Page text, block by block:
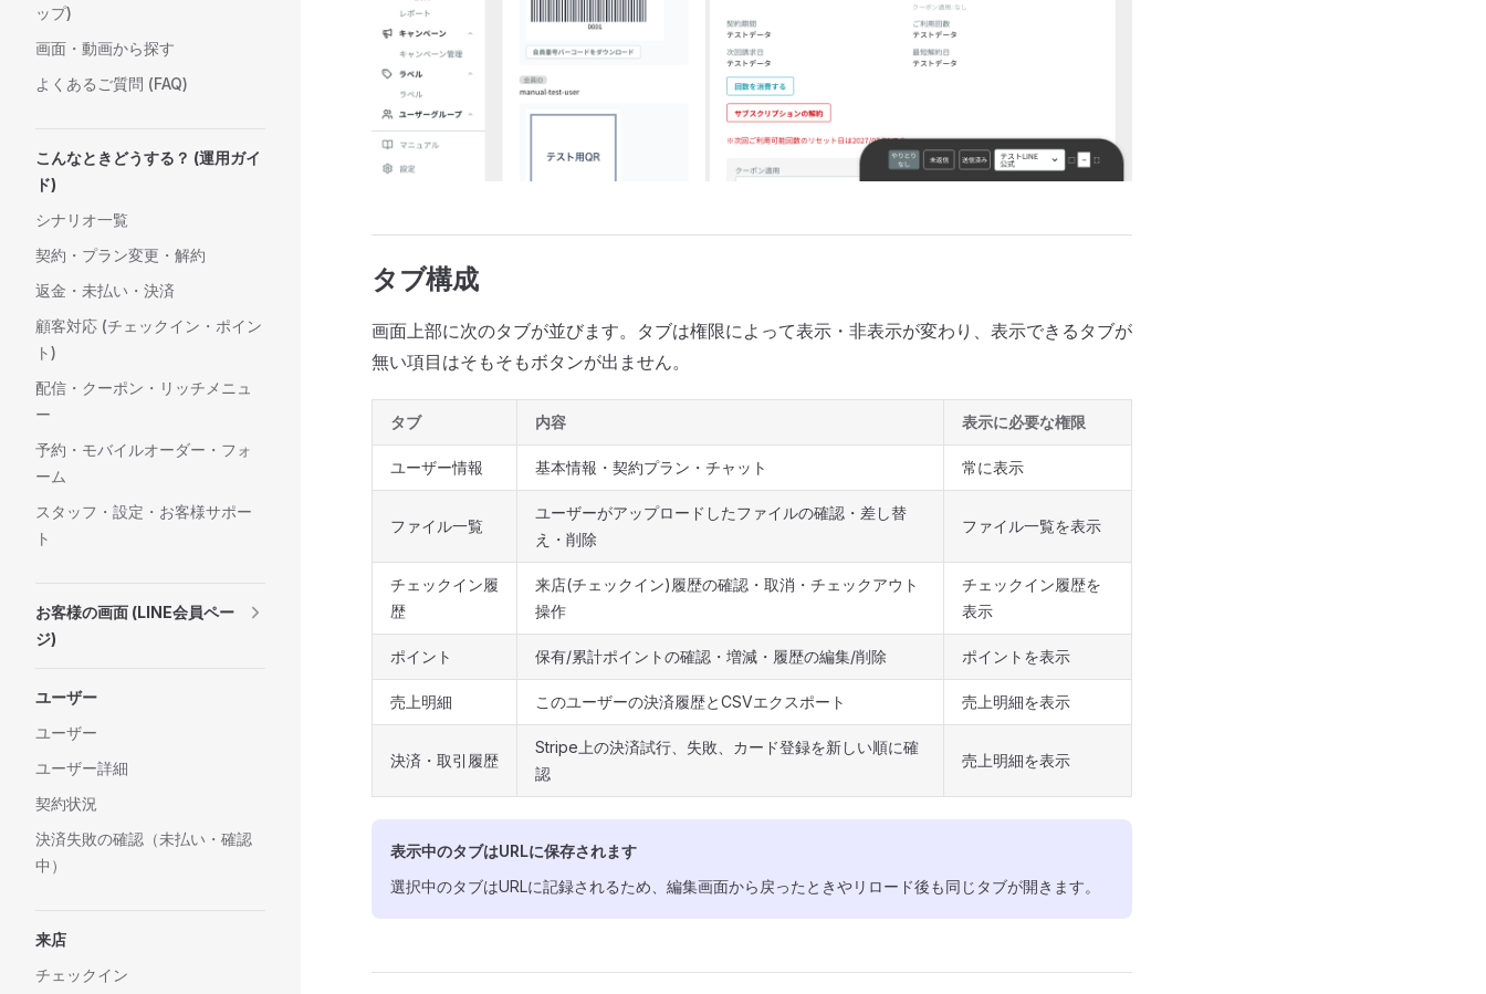
ップ)
画面・動画から探す
よくあるご質問 (FAQ)
こんなときどうする？ (運用ガイ
ド)
シナリオ一覧
契約・プラン変更・解約
返金・未払い・決済
顧客対応 (チェックイン・ポイン
ト)
配信・クーポン・リッチメニュ
ー
予約・モバイルオーダー・フォ
ーム
スタッフ・設定・お客様サポー
ト
お客様の画面 (LINE会員ペー
ジ)
ユーザー
ユーザー
ユーザー詳細
契約状況
決済失敗の確認（未払い・確認
中）
来店
チェックイン
タブ構成
画面上部に次のタブが並びます。タブは権限によって表示・非表示が変わり、表示できるタブが
無い項目はそもそもボタンが出ません。
タブ 内容 表示に必要な権限
ユーザー情報 基本情報・契約プラン・チャット 常に表示
ファイル一覧
ユーザーがアップロードしたファイルの確認・差し替
え・削除
ファイル一覧を表示
チェックイン履
歴
来店(チェックイン)履歴の確認・取消・チェックアウト
操作
チェックイン履歴を
表示
ポイント 保有/累計ポイントの確認・増減・履歴の編集/削除 ポイントを表示
売上明細 このユーザーの決済履歴とCSVエクスポート 売上明細を表示
決済・取引履歴
Stripe上の決済試行、失敗、カード登録を新しい順に確
認
売上明細を表示
表示中のタブはURLに保存されます
選択中のタブはURLに記録されるため、編集画面から戻ったときやリロード後も同じタブが開きます。